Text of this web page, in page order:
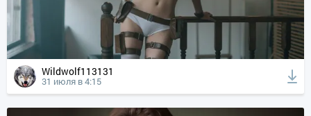
Wildwolf113131
31 июля в 4:15